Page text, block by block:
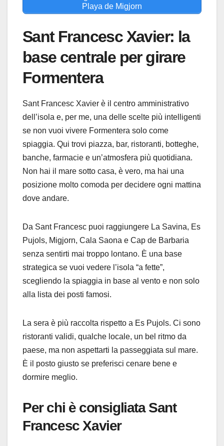
Playa de Migjorn
Sant Francesc Xavier: la
base centrale per girare
Formentera
Sant Francesc Xavier è il centro amministrativo
dell’isola e, per me, una delle scelte più intelligenti
se non vuoi vivere Formentera solo come
spiaggia. Qui trovi piazza, bar, ristoranti, botteghe,
banche, farmacie e un’atmosfera più quotidiana.
Non hai il mare sotto casa, è vero, ma hai una
posizione molto comoda per decidere ogni mattina
dove andare.
Da Sant Francesc puoi raggiungere La Savina, Es
Pujols, Migjorn, Cala Saona e Cap de Barbaria
senza sentirti mai troppo lontano. È una base
strategica se vuoi vedere l’isola “a fette”,
scegliendo la spiaggia in base al vento e non solo
alla lista dei posti famosi.
La sera è più raccolta rispetto a Es Pujols. Ci sono
ristoranti validi, qualche locale, un bel ritmo da
paese, ma non aspettarti la passeggiata sul mare.
È il posto giusto se preferisci cenare bene e
dormire meglio.
Per chi è consigliata Sant
Francesc Xavier